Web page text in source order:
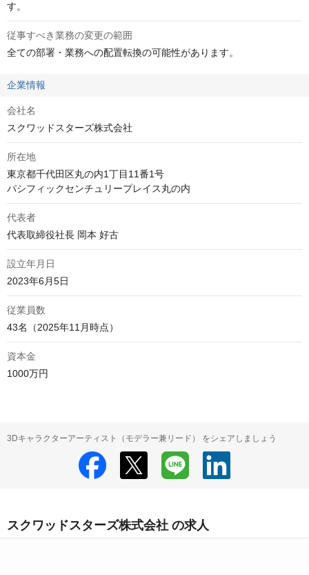
す。
従事すべき業務の変更の範囲
全ての部署・業務への配置転換の可能性があります。
企業情報
会社名
スクワッドスターズ株式会社
所在地
東京都千代田区丸の内1丁目11番1号
パシフィックセンチュリープレイス丸の内
代表者
代表取締役社長 岡本 好古
設立年月日
2023年6月5日
従業員数
43名（2025年11月時点）
資本金
1000万円
3Dキャラクターアーティスト（モデラー兼リード） をシェアしましょう
スクワッドスターズ株式会社 の求人